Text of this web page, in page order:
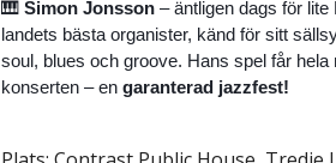
🎹 Simon Jonsson– äntligen dags för lite
landets bästa organister, känd för sitt
soul, blues och groove. Hans spel får
konserten – en garanterad jazzfest!